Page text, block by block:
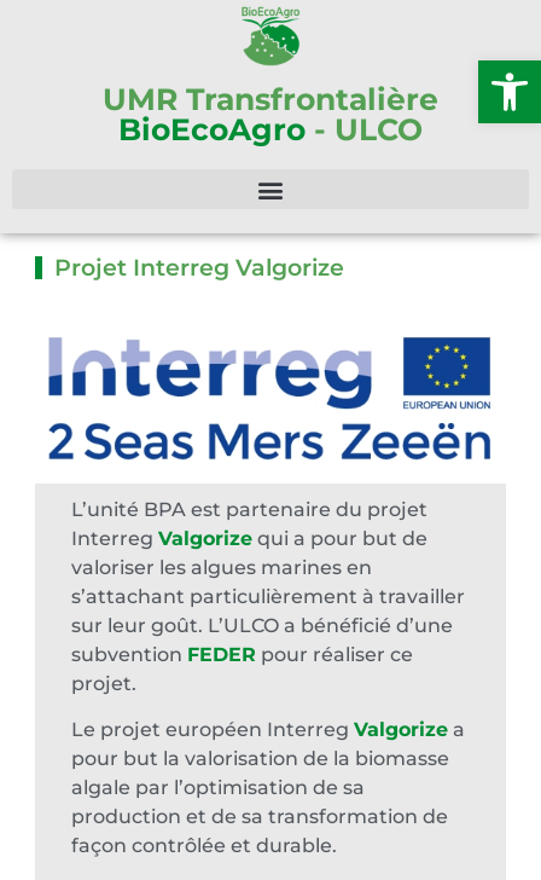
Ouvrir
UMR Transfrontalière
BioEcoAgro - ULCO
Projet Interreg Valgorize
L’unité BPA est partenaire du projet
Interreg Valgorizequi a pour but de
valoriser les algues marines en
s’attachant particulièrement à travailler
sur leur goût. L’ULCO a bénéficié d’une
subvention FEDER pour réaliser ce
projet.
Le projet européen Interreg Valgorizea
pour but la valorisation de la biomasse
algale par l’optimisation de sa
production et de sa transformation de
façon contrôlée et durable.